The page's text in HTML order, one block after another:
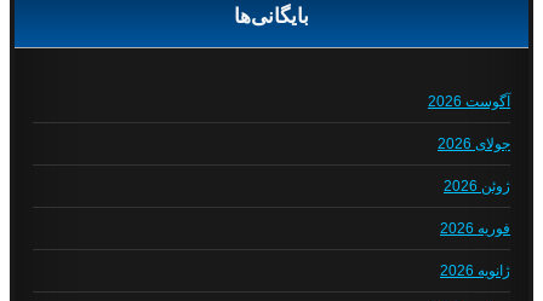
بایگانی‌ها
آگوست 2026
جولای 2026
ژوئن 2026
فوریه 2026
ژانویه 2026